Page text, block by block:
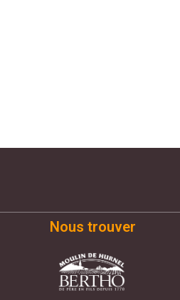
Nous trouver